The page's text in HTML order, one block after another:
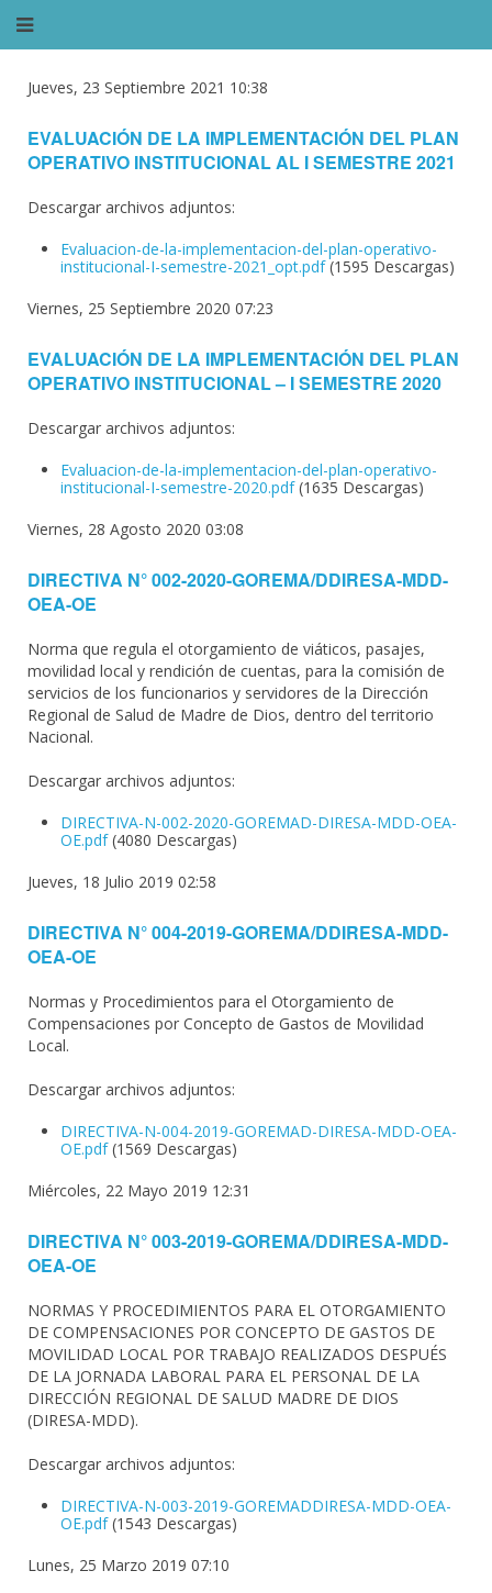
Jueves, 23 Septiembre 2021 10:38
EVALUACIÓN DE LA IMPLEMENTACIÓN DEL PLAN
OPERATIVO INSTITUCIONAL AL I SEMESTRE 2021
Descargar archivos adjuntos:
Evaluacion-de-la-implementacion-del-plan-operativo-
institucional-I-semestre-2021_opt.pdf(1595 Descargas)
Viernes, 25 Septiembre 2020 07:23
EVALUACIÓN DE LA IMPLEMENTACIÓN DEL PLAN
OPERATIVO INSTITUCIONAL – I SEMESTRE 2020
Descargar archivos adjuntos:
Evaluacion-de-la-implementacion-del-plan-operativo-
institucional-I-semestre-2020.pdf(1635 Descargas)
Viernes, 28 Agosto 2020 03:08
DIRECTIVA N° 002-2020-GOREMA/DDIRESA-MDD-
OEA-OE
Norma que regula el otorgamiento de viáticos, pasajes,
movilidad local y rendición de cuentas, para la comisión de
servicios de los funcionarios y servidores de la Dirección
Regional de Salud de Madre de Dios, dentro del territorio
Nacional.
Descargar archivos adjuntos:
DIRECTIVA-N-002-2020-GOREMAD-DIRESA-MDD-OEA-
OE.pdf(4080 Descargas)
Jueves, 18 Julio 2019 02:58
DIRECTIVA N° 004-2019-GOREMA/DDIRESA-MDD-
OEA-OE
Normas y Procedimientos para el Otorgamiento de
Compensaciones por Concepto de Gastos de Movilidad
Local.
Descargar archivos adjuntos:
DIRECTIVA-N-004-2019-GOREMAD-DIRESA-MDD-OEA-
OE.pdf(1569 Descargas)
Miércoles, 22 Mayo 2019 12:31
DIRECTIVA N° 003-2019-GOREMA/DDIRESA-MDD-
OEA-OE
NORMAS Y PROCEDIMIENTOS PARA EL OTORGAMIENTO
DE COMPENSACIONES POR CONCEPTO DE GASTOS DE
MOVILIDAD LOCAL POR TRABAJO REALIZADOS DESPUÉS
DE LA JORNADA LABORAL PARA EL PERSONAL DE LA
DIRECCIÓN REGIONAL DE SALUD MADRE DE DIOS
(DIRESA-MDD).
Descargar archivos adjuntos:
DIRECTIVA-N-003-2019-GOREMADDIRESA-MDD-OEA-
OE.pdf(1543 Descargas)
Lunes, 25 Marzo 2019 07:10